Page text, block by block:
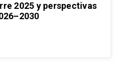
2025 y perspectivas